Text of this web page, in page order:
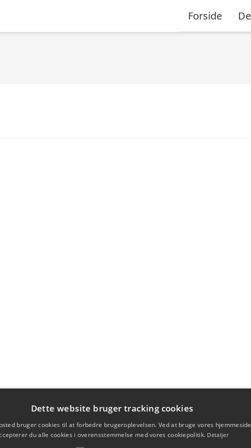
Forside
Dette website bruger tracking cookies
bruger cookies til at forbedre brugeroplevelsen. Ved at bruge vores hjemmeside
du alle cookies i overensstemmelse med vores cookiepolitik. Detaljer